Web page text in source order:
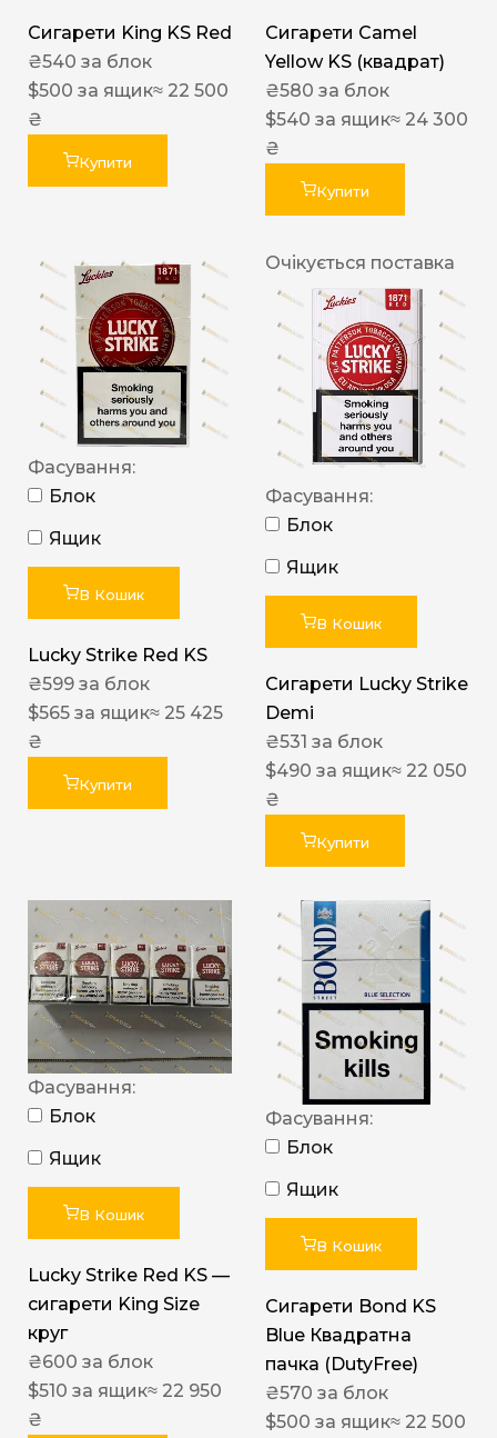
Сигарети King KS Red
₴540 за блок
$500 за ящик≈ 22 500
₴
Купити
Сигарети Camel
Yellow KS (квадрат)
₴580 за блок
$540 за ящик≈ 24 300
₴
Купити
Фасування:
Блок
Ящик
В Кошик
Lucky Strike Red KS
₴599 за блок
$565 за ящик≈ 25 425
₴
Купити
Очікується поставка
Фасування:
Блок
Ящик
В Кошик
Сигарети Lucky Strike
Demi
₴531 за блок
$490 за ящик≈ 22 050
₴
Купити
Фасування:
Блок
Ящик
В Кошик
Lucky Strike Red KS —
сигарети King Size
круг
₴600 за блок
$510 за ящик≈ 22 950
₴
Фасування:
Блок
Ящик
В Кошик
Сигарети Bond KS
Blue Квадратна
пачка (DutyFree)
₴570 за блок
$500 за ящик≈ 22 500